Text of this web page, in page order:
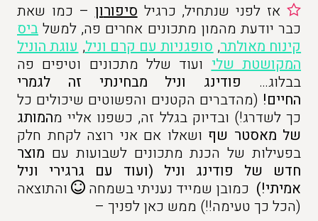
אז לפני שנתחיל, כרגיל סיפורון– כמו שאת
כבר יודעת מהמון מתכונים אחרים פה, למשל ביס
קינוח מאולתר,סופגניות עם קרם וניל, עוגת הוניל
המקושטת שליועוד שלל מתכונים וטיפים פה
בבלוג… פודינג וניל מבחינתי זה לגמרי
החיים! (מהדברים הקטנים והפשוטים שיכולים כל
כך לשדרג!) ובדיוק בגלל זה, כשפנו אליי מהמותג
של מאסטר שף ושאלו אם אני רוצה לקחת חלק
בפעילות של הכנת מתכונים לשבועות עם מוצר
חדש של פודינג וניל (ועוד עם גרגירי וניל
אמיתי!) כמובן שמייד נעניתי בשמחה
והתוצאה
(הכל כך טעימה!!) ממש כאן לפניך –